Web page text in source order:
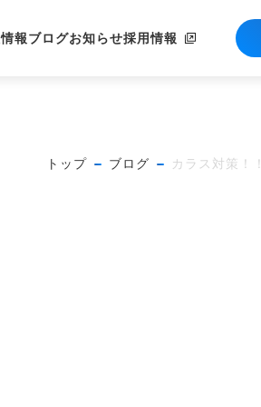
報ブログお知らせ採用情報
トップ ブログ カラス対策！！